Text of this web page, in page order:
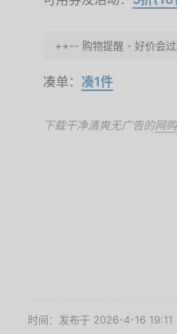
++-- 购物提醒 - 好价会
凑单： 凑1件
下载干净清爽无广告的网
时间：发布于 2026-4-16 19:11